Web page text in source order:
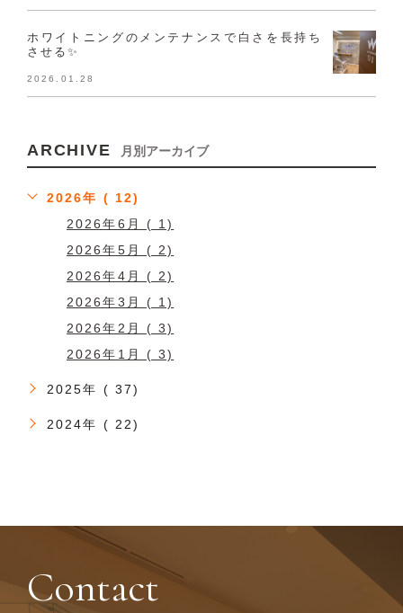
ホワイトニングのメンテナンスで白さを長持ち
させる✨
2026.01.28
ARCHIVE 月別アーカイブ
2026年 ( 12)
2026年6月 ( 1)
2026年5月 ( 2)
2026年4月 ( 2)
2026年3月 ( 1)
2026年2月 ( 3)
2026年1月 ( 3)
2025年 ( 37)
2024年 ( 22)
Contact